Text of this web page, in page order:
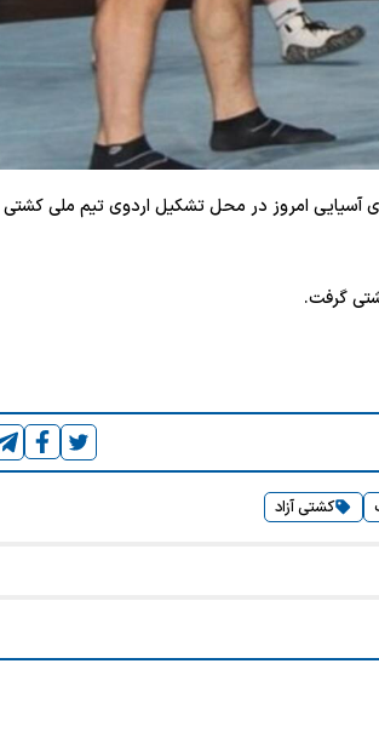
آسیایی امروز در محل تشکیل اردوی تیم ملی کشتی
گرفت.
کشتی آزاد